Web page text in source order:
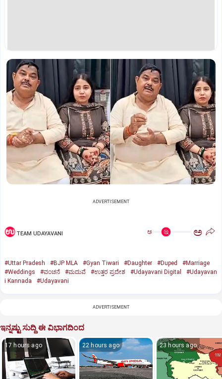
ADVERTISEMENT
TEAM UDAYAVANI ಅ ಅ
#Uttar Pradesh #BJP MLA #Gyan Tiwari #Daughter #Duped
#Marriage
#Weddings
#ವಂಚನೆ #ಮದುವೆ #ಉತ್ತರ ಪ್ರದೇಶ #Udayavani Digital
#Udayavan
i Kannada
#Udayavani
ADVERTISEMENT
ಇನ್ನಷ್ಟು ಸುದ್ದಿ ಈ ವಿಭಾಗದಿಂದ
17 hours ago 22 hours ago 23 hours ago